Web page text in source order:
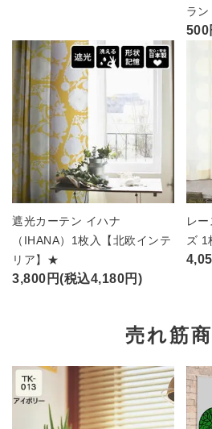
ラン
500
遮光カーテン イハナ
（IHANA）1枚入【北欧インテ
リア】★
3,800円(税込4,180円)
レ
ズ 1
売れ筋